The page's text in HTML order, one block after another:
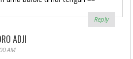
Reply
ADJI
AM